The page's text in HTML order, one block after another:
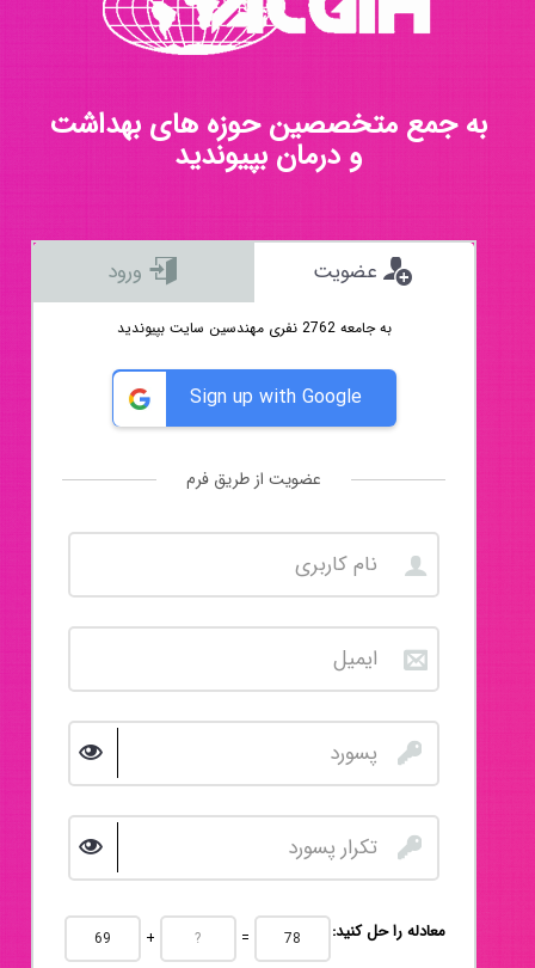
به جمع متخصصین حوزه های بهداشت
و درمان بپیوندید
به جامعه 2762 نفری مهندسین سایت بپیوندید
Sign up with Google
عضویت از طریق فرم
:معادله را حل کنید + =